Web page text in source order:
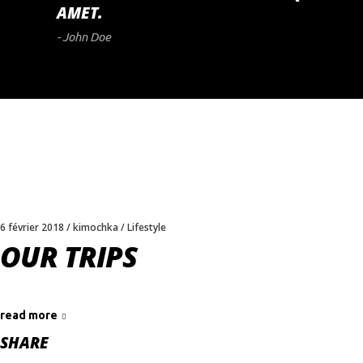
AMET.
- John Doe
6 février 2018 kimochka Lifestyle
OUR TRIPS
read more
SHARE